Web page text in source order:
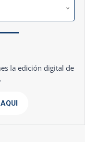
la edición digital de
.